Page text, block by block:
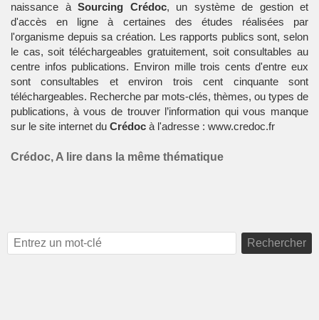
naissance à Sourcing Crédoc, un système de gestion et
d'accès en ligne à certaines des études réalisées par
l'organisme depuis sa création. Les rapports publics sont, selon
le cas, soit téléchargeables gratuitement, soit consultables au
centre infos publications. Environ mille trois cents d'entre eux
sont consultables et environ trois cent cinquante sont
téléchargeables. Recherche par mots-clés, thèmes, ou types de
publications, à vous de trouver l’information qui vous manque
sur le site internet du Crédoc à l'adresse : www.credoc.fr
Crédoc, A lire dans la même thématique
Rechercher